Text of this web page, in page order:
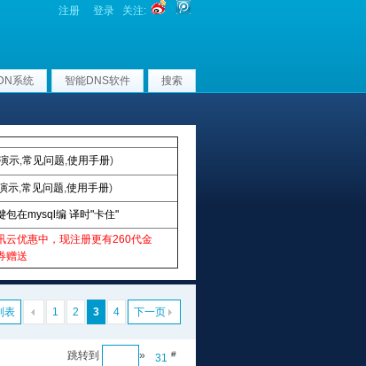
注册 登录 关注:
系统 智能DNS软件 搜索
示,常见问题,使用手册)
示,常见问题,使用手册)
包在mysql编 译时"卡住"
云优惠中，现注册更有260代金
赠送
1 2 3 4 下一页
表
31 #
跳转到 »